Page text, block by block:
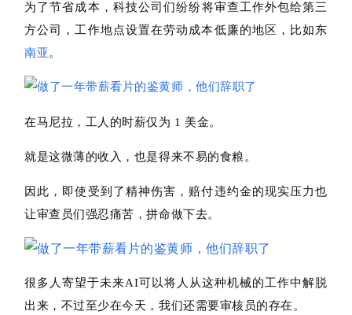
为了节省成本， 科技公司们纷纷将审查工作外包给第三
方公司，工作地点设置在劳动成本低廉的地区，比如东
南亚。
在马尼拉，工人的时薪仅为 1 美金。
就是这微薄的收入，也是得来不易的食粮。
因此，即使受到了精神伤害，赔付违约金的现实压力也
让审查员们强忍痛苦，拼命做下去。
很多人寄望于未来AI可以将人从这种机械的工作中解脱
出来，不过至少在今天，我们还需要审核员的存在。